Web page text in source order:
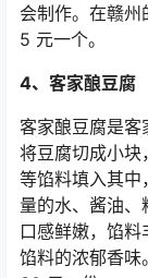
会制作。在赣
5 元一个。
4、客家酿豆腐
客家酿豆腐是客
将豆腐切成小块
等馅料填入其中
量的水、酱油
口感鲜嫩，馅
馅料的浓郁香味